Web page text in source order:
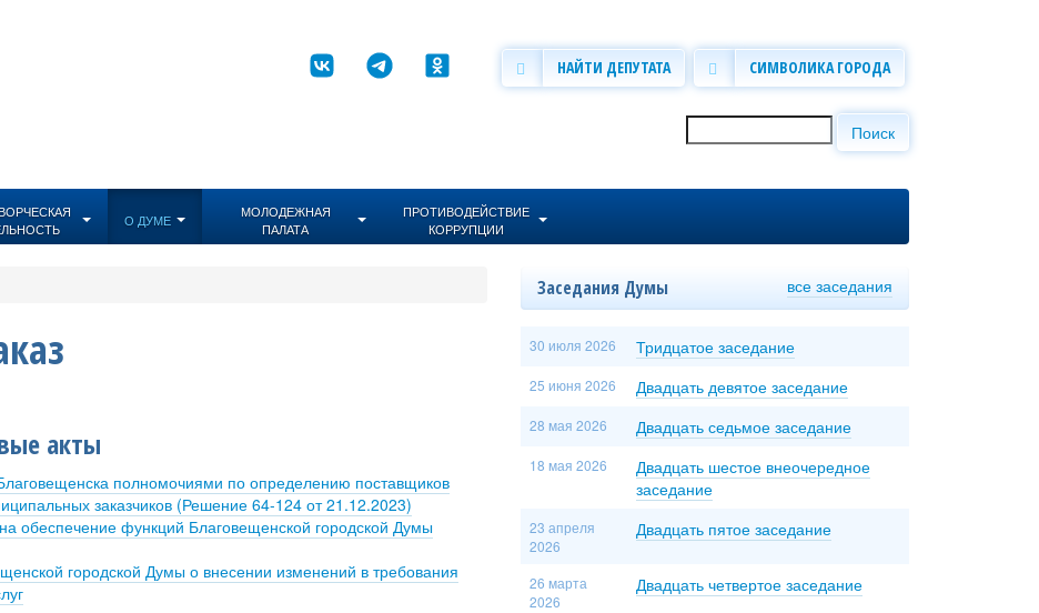
НАЙТИ ДЕПУТАТА СИМВОЛИКА ГОРОДА
Форма поиска
Поиск
О ДУМЕ
МОЛОДЕЖНАЯ
ПАЛАТА
ПРОТИВОДЕЙСТВИЕ
КОРРУПЦИИ
акты
полномочиями по определению поставщиков
заказчиков (Решение 64-124 от 21.12.2023)
обеспечение функций Благовещенской городской Думы
городской Думы о внесении изменений в требования
Заседания Думы все заседания
30 июля 2026 Тридцатое заседание
25 июня 2026 Двадцать девятое заседание
28 мая 2026 Двадцать седьмое заседание
18 мая 2026
Двадцать шестое внеочередное
заседание
23 апреля
2026
Двадцать пятое заседание
26 марта
2026
Двадцать четвертое заседание